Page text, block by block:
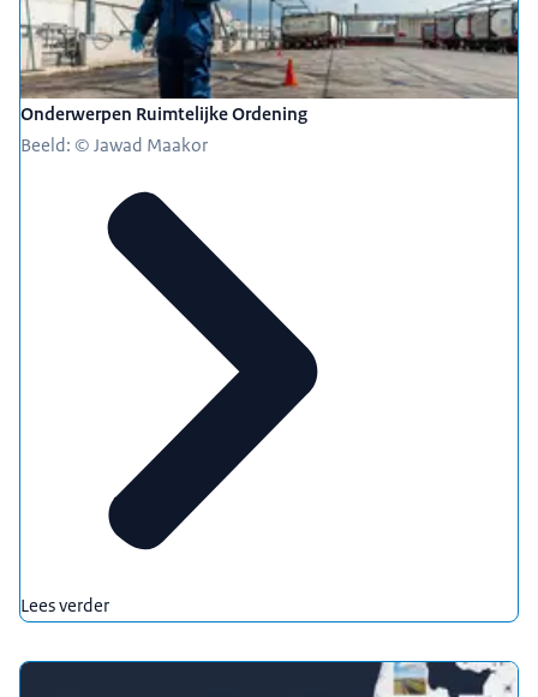
Onderwerpen Ruimtelijke Ordening
Beeld: © Jawad Maakor
Lees verder